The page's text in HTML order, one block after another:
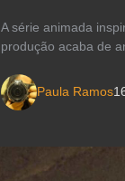
A série animada
produção acaba de
Paula Ramos